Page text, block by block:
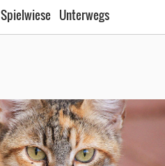
Spielwiese Unterwegs